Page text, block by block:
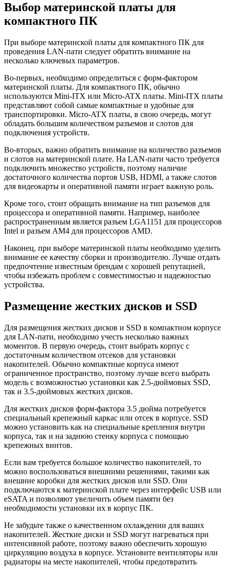
Выбор материнской платы для
компактного ПК
При выборе материнской платы для компактного ПК для
проведения LAN-пати следует обратить внимание на
несколько ключевых параметров.
Во-первых, необходимо определиться с форм-фактором
материнской платы. Для компактного ПК, обычно
используются Mini-ITX или Micro-ATX платы. Mini-ITX платы
представляют собой самые компактные и удобные для
транспортировки. Micro-ATX платы, в свою очередь, могут
обладать большим количеством разъемов и слотов для
подключения устройств.
Во-вторых, важно обратить внимание на количество разъемов
и слотов на материнской плате. На LAN-пати часто требуется
подключить множество устройств, поэтому наличие
достаточного количества портов USB, HDMI, а также слотов
для видеокарты и оперативной памяти играет важную роль.
Кроме того, стоит обращать внимание на тип разъемов для
процессора и оперативной памяти. Например, наиболее
распространенным является разъем LGA1151 для процессоров
Intel и разъем AM4 для процессоров AMD.
Наконец, при выборе материнской платы необходимо уделить
внимание ее качеству сборки и производителю. Лучше отдать
предпочтение известным брендам с хорошей репутацией,
чтобы избежать проблем с совместимостью и надежностью
устройства.
Размещение жестких дисков и SSD
Для размещения жестких дисков и SSD в компактном корпусе
для LAN-пати, необходимо учесть несколько важных
моментов. В первую очередь, стоит выбрать корпус с
достаточным количеством отсеков для установки
накопителей. Обычно компактные корпуса имеют
ограниченное пространство, поэтому лучше всего выбрать
модель с возможностью установки как 2.5-дюймовых SSD,
так и 3.5-дюймовых жестких дисков.
Для жестких дисков форм-фактора 3.5 дюйма потребуется
специальный крепежный каркас или отсек в корпусе. SSD
можно установить как на специальные крепления внутри
корпуса, так и на заднюю стенку корпуса с помощью
крепежных винтов.
Если вам требуется большое количество накопителей, то
можно воспользоваться внешними решениями, такими как
внешние коробки для жестких дисков или SSD. Они
подключаются к материнской плате через интерфейс USB или
eSATA и позволяют увеличить объем памяти без
необходимости установки их в корпус ПК.
Не забудьте также о качественном охлаждении для ваших
накопителей. Жесткие диски и SSD могут нагреваться при
интенсивной работе, поэтому важно обеспечить хорошую
циркуляцию воздуха в корпусе. Установите вентиляторы или
радиаторы на месте накопителей, чтобы предотвратить